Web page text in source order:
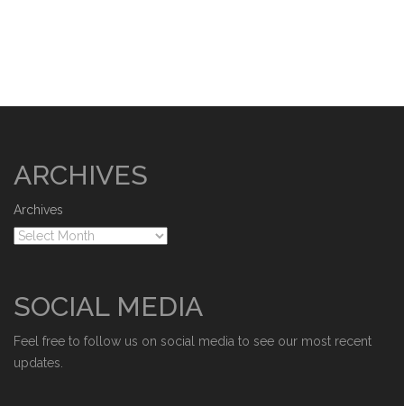
ARCHIVES
Archives
SOCIAL MEDIA
Feel free to follow us on social media to see our most recent
updates.